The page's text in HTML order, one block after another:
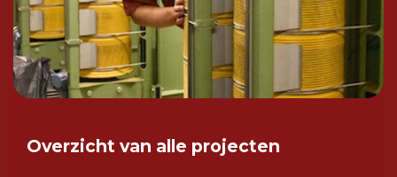
Overzicht van alle projecten